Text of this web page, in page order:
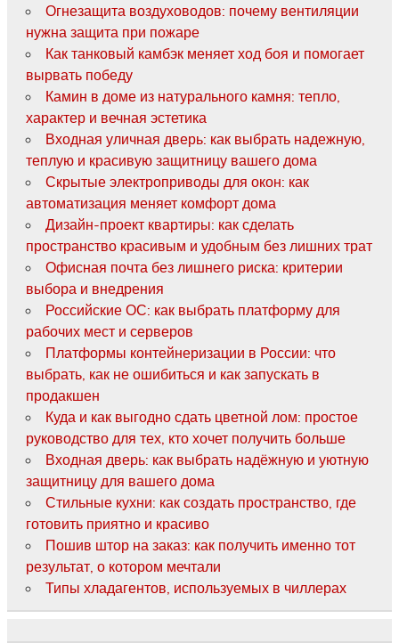
Огнезащита воздуховодов: почему вентиляции
нужна защита при пожаре
Как танковый камбэк меняет ход боя и помогает
вырвать победу
Камин в доме из натурального камня: тепло,
характер и вечная эстетика
Входная уличная дверь: как выбрать надежную,
теплую и красивую защитницу вашего дома
Скрытые электроприводы для окон: как
автоматизация меняет комфорт дома
Дизайн-проект квартиры: как сделать
пространство красивым и удобным без лишних трат
Офисная почта без лишнего риска: критерии
выбора и внедрения
Российские ОС: как выбрать платформу для
рабочих мест и серверов
Платформы контейнеризации в России: что
выбрать, как не ошибиться и как запускать в
продакшен
Куда и как выгодно сдать цветной лом: простое
руководство для тех, кто хочет получить больше
Входная дверь: как выбрать надёжную и уютную
защитницу для вашего дома
Стильные кухни: как создать пространство, где
готовить приятно и красиво
Пошив штор на заказ: как получить именно тот
результат, о котором мечтали
Типы хладагентов, используемых в чиллерах